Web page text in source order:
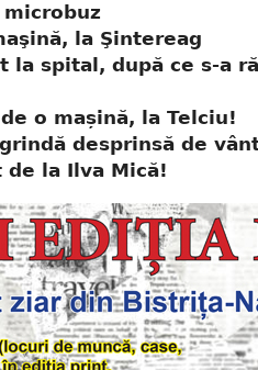
la Şintereag
la spital, după ce s-a
o mașină, la Telciu!
desprinsă de
la Ilva Mică!